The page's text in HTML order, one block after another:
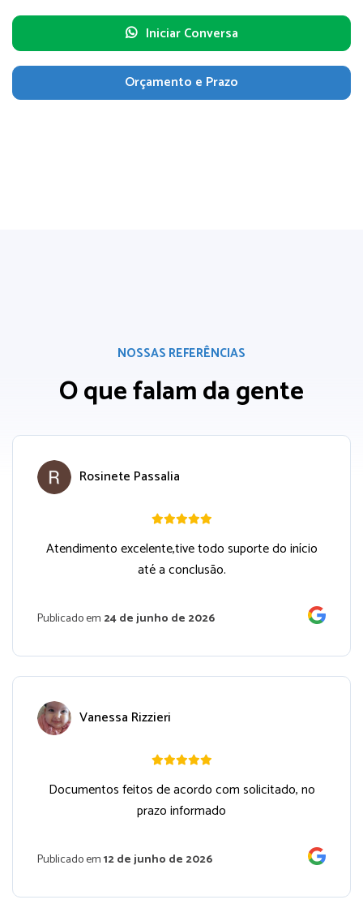
Iniciar Conversa
Orçamento e Prazo
NOSSAS REFERÊNCIAS
O que falam da gente
Rosinete Passalia
Atendimento excelente,tive todo suporte do início
até a conclusão.
Publicado em 24 de junho de 2026
Vanessa Rizzieri
Documentos feitos de acordo com solicitado, no
prazo informado
Publicado em12 de junho de 2026